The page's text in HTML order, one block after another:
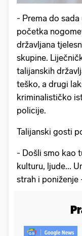
- Prema do
početka
državljana
skupine.
talijanskih
teško, a drugi
kriminalističko
policije.
Talijanski gosti
- Došli smo kao
kulturu, ljude...
strah i poniženje